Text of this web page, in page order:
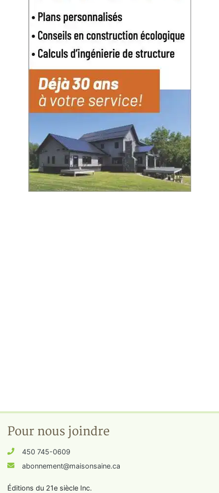
Pour nous joindre
450 745-0609
abonnement@maisonsaine.ca
Éditions du 21e siècle Inc.